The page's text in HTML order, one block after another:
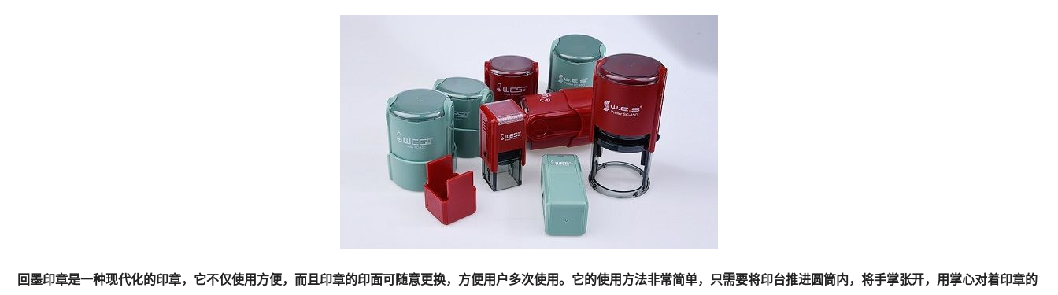
回墨印章是一种现代化的印章，它不仅使用方便，而且印章的印面可随意更换，方便用户多次使用。它的使用方法非常简单，只需要将印台推进圆筒内，将手掌张开，用掌心对着印章的